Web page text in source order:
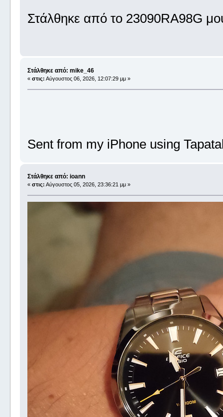
Στάλθηκε από το 23090RA98G
Στάλθηκε από: mike_46
« στις: Αύγουστος 06, 2026, 12:07:29 μμ »
Sent from my iPhone using
Στάλθηκε από: ioann
« στις: Αύγουστος 05, 2026, 23:36:21 μμ »